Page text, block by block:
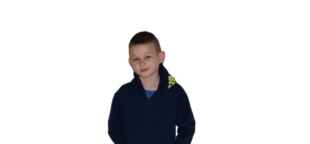
wiele
wariantów.
Opcje
można
wybrać
produktu